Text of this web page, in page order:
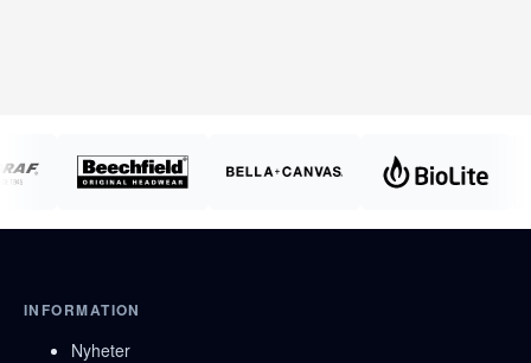
INFORMATION
Nyheter